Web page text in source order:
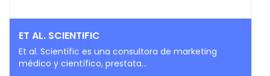
ET AL. SCIENTIFIC
Et al. Scientific es una consultora de marketing
médico y científico, prestata...